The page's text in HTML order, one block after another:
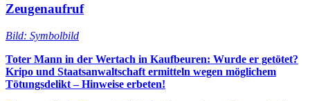
Zeugenaufruf
Bild: Symbolbild
Toter Mann in der Wertach in Kaufbeuren: Wurde er getötet?
Kripo und Staatsanwaltschaft ermitteln wegen möglichem
Tötungsdelikt – Hinweise erbeten!